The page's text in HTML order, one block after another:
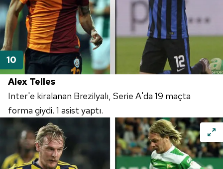
Alex Telles
Inter'e kiralanan Brezilyalı, Serie A'da 19 maçta
forma giydi. 1 asist yaptı.